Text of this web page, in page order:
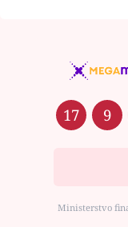
17 9
Ministerstvo